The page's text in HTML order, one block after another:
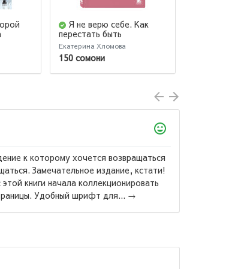
Я не верю себе. Как
перестать быть
заложником прошлого и
смело идти по жизни
Екатерина Хломова
150 сомони
к которому хочется возвращаться
Замечательное издание, кстати!
книги начала коллекционировать
Удобный шрифт для... →